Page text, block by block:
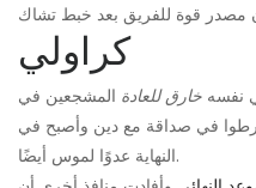
كراولي
نفسه خارق للعادة المشجعين في
في صداقة مع دين وأصبح في
النهاية عدوًا لموس أيضًا.